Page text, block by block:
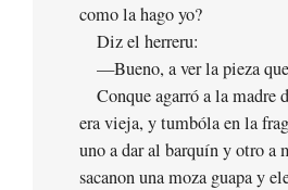
como la hago yo?
Diz el herreru:
—Bueno, a ver la pieza
Conque agarró a la madre
era vieja, y tumbóla en la
uno a dar al barquín y otro a
sacanon una moza guapa y